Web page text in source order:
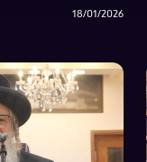
18/01/2026